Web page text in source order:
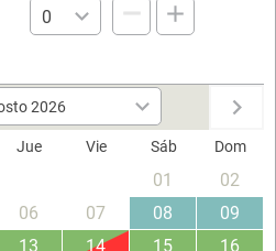
Jue Vie Sáb Dom
01
02
06 07 08
09
13 14 15
16